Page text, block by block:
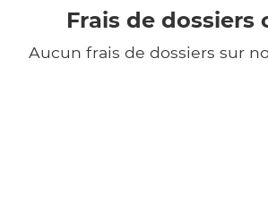
Frais de dossiers
Aucun frais de dossiers sur